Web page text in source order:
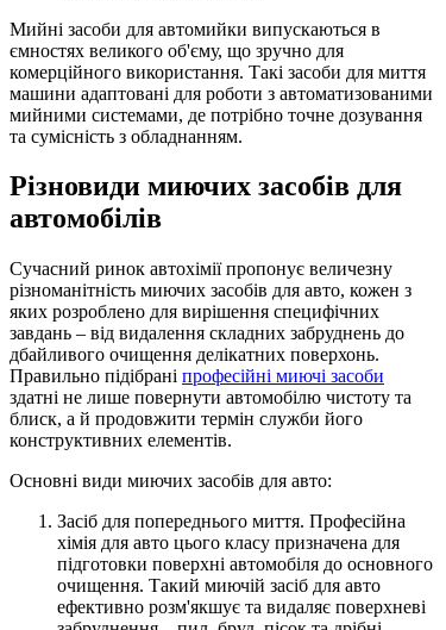
Мийні засоби для автомийки випускаються в
ємностях великого об'єму, що зручно для
комерційного використання. Такі засоби для миття
машини адаптовані для роботи з автоматизованими
мийними системами, де потрібно точне дозування
та сумісність з обладнанням.
Різновиди миючих засобів для
автомобілів
Сучасний ринок автохімії пропонує величезну
різноманітність миючих засобів для авто, кожен з
яких розроблено для вирішення специфічних
завдань – від видалення складних забруднень до
дбайливого очищення делікатних поверхонь.
Правильно підібрані професійні миючі засоби
здатні не лише повернути автомобілю чистоту та
блиск, а й продовжити термін служби його
конструктивних елементів.
Основні види миючих засобів для авто:
Засіб для попереднього миття. Професійна
хімія для авто цього класу призначена для
підготовки поверхні автомобіля до основного
очищення. Такий миючій засіб для авто
ефективно розм'якшує та видаляє поверхневі